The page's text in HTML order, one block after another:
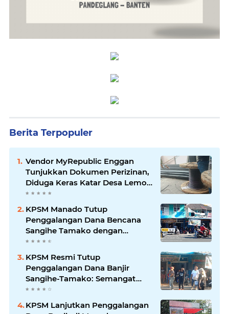
Berita Terpopuler
Vendor MyRepublic Enggan
Tunjukkan Dokumen Perizinan,
Diduga Keras Katar Desa Lemo
Disebut Handle Kordinasi
KPSM Manado Tutup
Penggalangan Dana Bencana
Sangihe Tamako dengan
Semangat Tinggi, Dihadiri
KPSM Resmi Tutup
Penggalangan Dana Banjir
Sangihe-Tamako: Semangat
Kebersamaan & Solidaritas
KPSM Lanjutkan Penggalangan